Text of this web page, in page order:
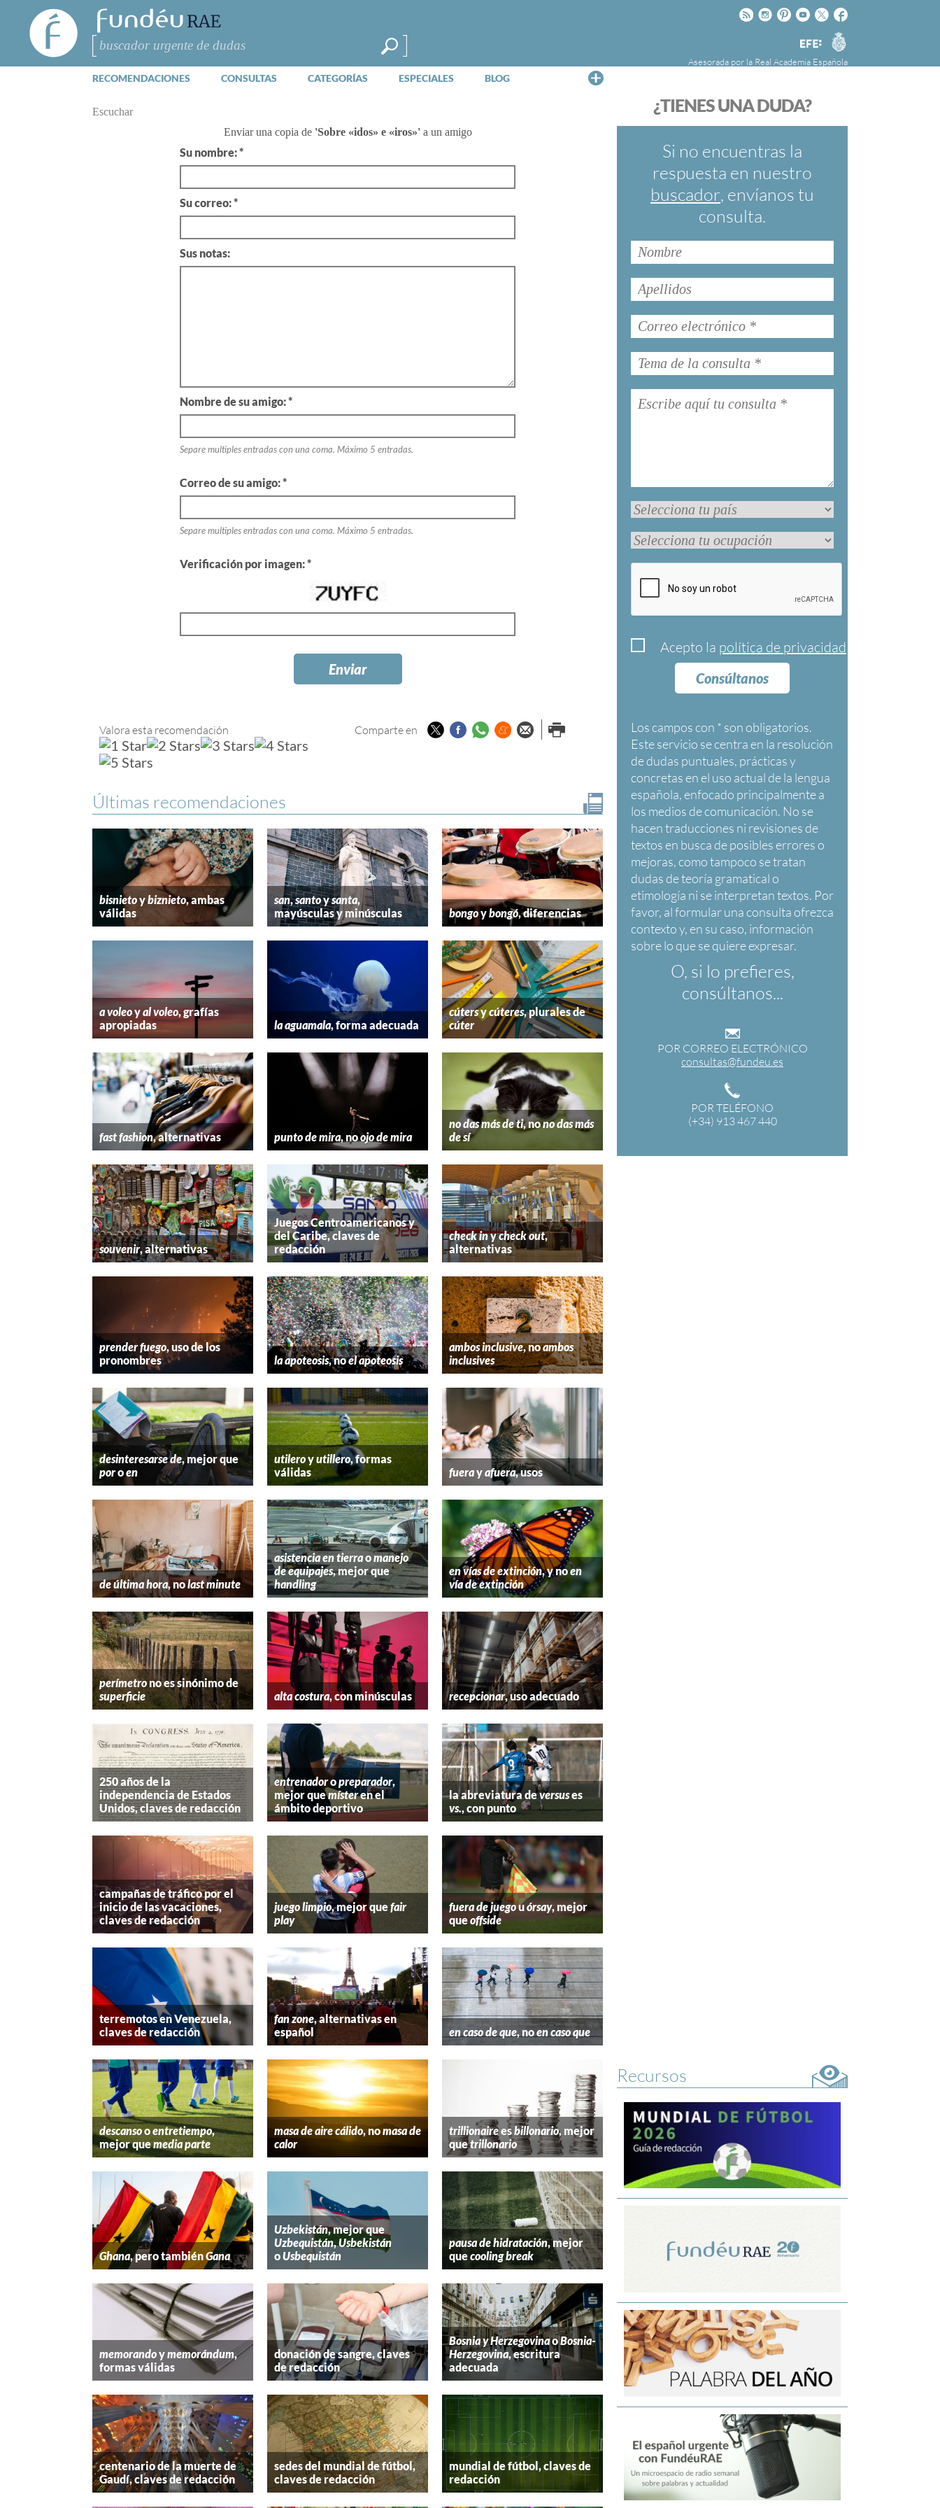
FundéuRAE
- Fundación
del Español
Urgente
Buscar
Facebook
Twitter
Youtube
Pinteres
Instagram
Rss
Agencia
EFE
Asesorada por la Real Academia Española
RECOMENDACIONES CONSULTAS CATEGORÍAS ESPECIALES BLOG
FundéuRAE es una fundación patrocinada por
cuyo objetivo es colaborar con el buen uso del
español en los medios de comunicación y en
Internet.
¿TIENES UNA DUDA?
Si no encuentras la
respuesta en nuestro
buscador, envíanos tu
consulta.
Acepto la política de privacidad
Consúltanos
Los campos con * son obligatorios
O, si lo prefieres,
consúltanos...
POR CORREO ELECTRÓNICO
consultas@fundeu.es
POR TELÉFONO
(+34) 913 467 440
Escuchar
Enviar una copia de 'Sobre «idos» e «iros»'a un amigo
Su nombre: *
Su correo: *
Sus notas:
Nombre de su amigo: *
Separe multiples entradas con una coma. Máximo 5 entradas.
Correo de su amigo: *
Separe multiples entradas con una coma. Máximo 5 entradas.
Verificación por imagen: *
Valora esta recomendación Comparte en TwitterFacebook
Whatsapp
Menéame
Enviar porImprimir
Últimas recomendaciones
bisnietoybiznieto, ambas
válidas
san,santoysanta,
mayúsculas y minúsculas
bongoybongó, diferencias
a voleoyal voleo, grafías
apropiadas
la aguamala, forma adecuada
cútersycúteres, plurales de
cúter
fast fashion, alternativas punto de mira, noojo de mira
no das más de ti, nono das más
de sí
souvenir, alternativas
Juegos Centroamericanos y
del Caribe, claves de
redacción
check inycheck out,
alternativas
prender fuego, uso de los
pronombres
la apoteosis, noel apoteosis
ambos inclusive, noambos
inclusives
desinteresarse de, mejor que
poroen
utileroyutillero, formas
válidas
fuerayafuera, usos
de última hora, nolast minute
asistencia en tierraomanejo
de equipajes, mejor que
handling
en vías de extinción, y noen
vía de extinción
perímetrono es sinónimo de
superficie
alta costura, con minúsculas recepcionar, uso adecuado
250 años de la
independencia de Estados
Unidos, claves de redacción
entrenadoropreparador,
mejor quemísteren el
ámbito deportivo
la abreviatura deversuses
vs., con punto
campañas de tráfico por el
inicio de las vacaciones,
claves de redacción
juego limpio, mejor quefair
play
fuera de juegouórsay, mejor
queoffside
terremotos en Venezuela,
claves de redacción
fan zone, alternativas en
español
en caso de que, noen caso que
descansooentretiempo,
mejor quemedia parte
masa de aire cálido, nomasa de
calor
trillionaireesbillonario, mejor
quetrillonario
Ghana, pero tambiénGana
Uzbekistán, mejor que
Uzbequistán,Usbekistán
oUsbequistán
pausa de hidratación, mejor
quecooling break
memorandoymemorándum,
formas válidas
donación de sangre, claves
de redacción
Bosnia y HerzegovinaoBosnia-
Herzegovina, escritura
adecuada
centenario de la muerte de
Gaudí, claves de redacción
sedes del mundial de fútbol,
claves de redacción
mundial de fútbol, claves de
redacción
Recursos